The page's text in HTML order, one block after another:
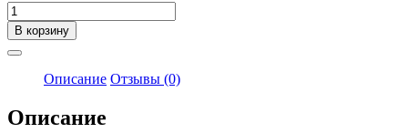
Количество
товара
Якобсен
Торкильд
Сокровища
тьмы.
История
В корзину
Описание Отзывы (0)
Описание